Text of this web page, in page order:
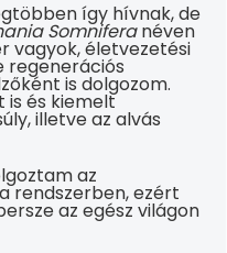
így hívnak, de
Somniferanéven
vagyok, életvezetési
regenerációs
is dolgozom.
is és kiemelt
illetve az alvás
az
rendszerben, ezért
az egész világon